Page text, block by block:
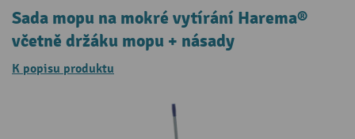
Sada mopu na mokré vytírání Harema®
včetně držáku mopu + násady
K popisu produktu